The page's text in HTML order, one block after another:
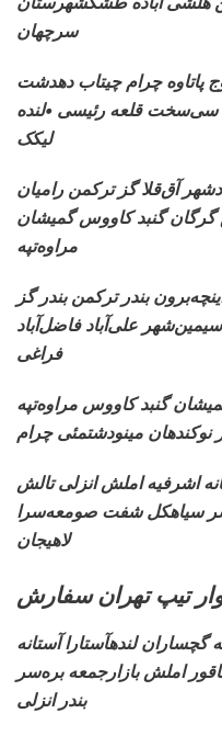
سرچهان
پاتاوه چرام چیتاب دهدشت
سی‌سخت قلعه رئیسی •لنده
لیکک
آق‌قلا گز ترکمن رامیان
گرگان گنبد کاووس گمیشان
مراوه‌تپه
بندر ترکمن بندر گز
علی‌آباد فاضل‌آباد
فراغی
گنبد کاووس مراوه‌تپه
مینودشتمئی چرام
اشرفیه املش انزلی تالش
سیاهکل شفت صومعه‌سرا
لاهیجان
تیپ تهران سفارش
گچساران لندهآستارا آستانه
املش بازارجمعه بره‌سر
بندر انزلی